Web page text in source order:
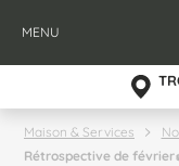
MENU
Maison & Services
Rétrospective de